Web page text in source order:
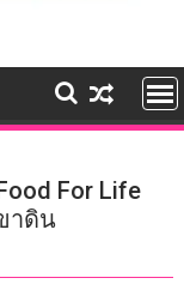
For Life
าดิน